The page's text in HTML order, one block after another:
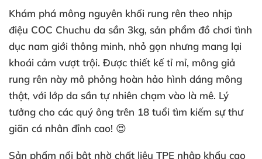
Khám phá mông nguyên khối rung rên theo nhịp
điệu COC Chuchu da sần 3kg, sản phẩm đồ chơi tình
dục nam giới thông minh, nhỏ gọn nhưng mang lại
khoái cảm vượt trội. Được thiết kế tỉ mỉ, mông giả
rung rên này mô phỏng hoàn hảo hình dáng mông
thật, với lớp da sần tự nhiên chạm vào là mê. Lý
tưởng cho các quý ông trên 18 tuổi tìm kiếm sự thư
giãn cá nhân đỉnh cao! 😍
Sản phẩm nổi bật nhờ chất liệu TPE nhập khẩu cao